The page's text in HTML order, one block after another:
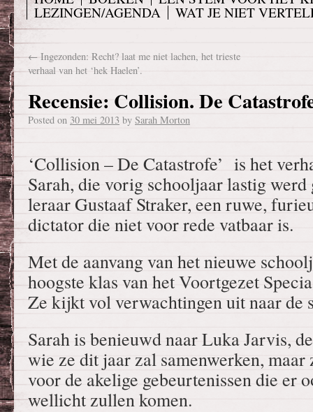
LEZINGEN/AGENDA
WAT JE NIET
← Ingezonden: Recht? laat me niet lachen, het trieste
verhaal van het ‘hek Haelen’.
Recensie: Collision. De
Posted on 30 mei 2013 by Sarah Morton
‘Collision – De Catastrofe’ is het
Sarah, die vorig schooljaar lastig werd
leraar Gustaaf Straker, een ruwe,
dictator die niet voor rede vatbaar is.
Met de aanvang van het nieuwe
hoogste klas van het Voortgezet
Ze kijkt vol verwachtingen uit naar de
Sarah is benieuwd naar Luka Jarvis,
wie ze dit jaar zal samenwerken, maar
voor de akelige gebeurtenissen die er
wellicht zullen komen.